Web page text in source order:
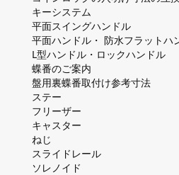
キーシステム
平⾯スイングハンドル
平⾯ハンドル・ 防⽔フラットハ
L型ハンドル・ロックハンドル
蝶番のご案内
盤⽤裏蝶番取付け参考⼨法
ステー
フリーザー
キャスター
ねじ
スライドレール
ソレノイド